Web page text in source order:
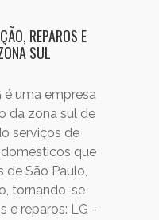
REPAROS E
SUL
é uma empresa
da zona sul de
serviços de
que
de São Paulo,
tornando-se
e reparos: LG -